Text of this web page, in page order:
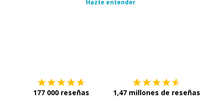
Hazte entender
177 000 reseñas 1,47 millones de reseñas